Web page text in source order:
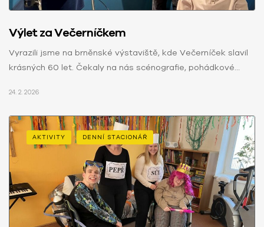
Výlet za Večerníčkem
Vyrazili jsme na brněnské výstaviště, kde Večerníček slavil
krásných 60 let. Čekaly na nás scénografie, pohádkové
24. 2. 2026
AKTIVITY DENNÍ STACIONÁŘ